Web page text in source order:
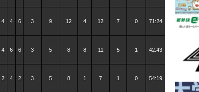
4 4 6 3 9 12 4 12 7 0 71:24
4 6 6 3 5 8 8 11 5 1 42:43
2 4 2 3 5 8 1 7 1 0 54:19